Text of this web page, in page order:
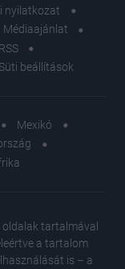
nyilatkozat
Médiaajánlat
RSS
Süti beállítások
Mexikó
tartalmával
a tartalom
is – a